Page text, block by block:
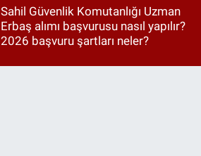
Sahil Güvenlik Komutanlığı Uzman
Erbaş alımı başvurusu nasıl yapılır?
2026 başvuru şartları neler?